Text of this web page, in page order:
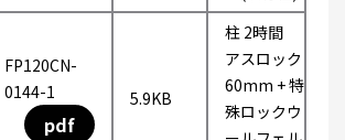
FP120CN-
0144-1
pdf
5.9KB
柱 2時間
アスロック
60mm + 特
殊ロックウ